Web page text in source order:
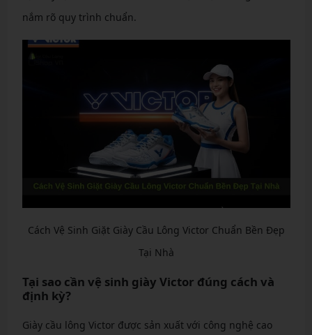
nắm rõ quy trình chuẩn.
Cách Vệ Sinh Giặt Giày Cầu Lông Victor Chuẩn Bền Đẹp
Tại Nhà
Tại sao cần vệ sinh giày Victor đúng cách và
định kỳ?
Giày cầu lông Victor được sản xuất với công nghệ cao